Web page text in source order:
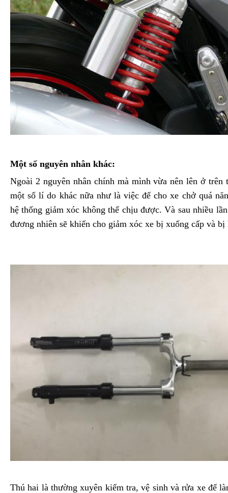
Một số nguyên nhân khác:
Ngoài 2 nguyên nhân chính mà mình vừa nên lên ở trên
một số lí do khác nữa như là việc để cho xe chở quá
hệ thống giảm xóc không thể chịu được. Và sau nhiều
đương nhiên sẽ khiến cho giảm xóc xe bị xuống cấp và
Thú hai là thường xuyên kiểm tra, vệ sinh và rửa xe để